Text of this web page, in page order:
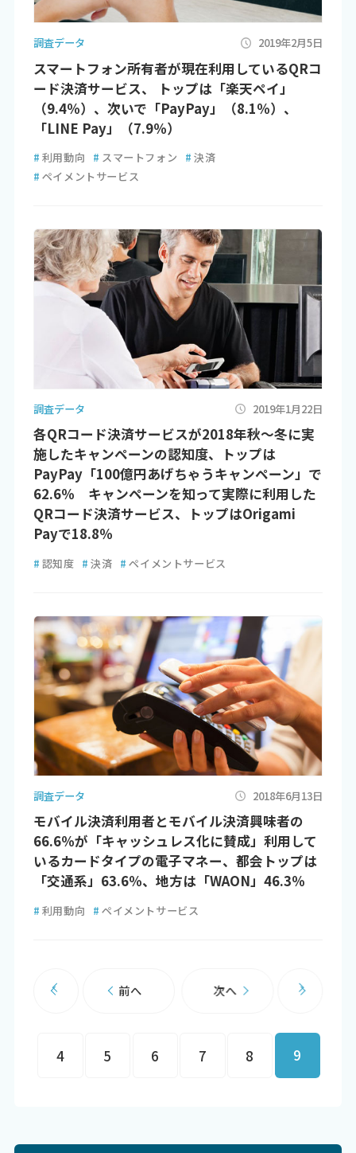
調査データ 2019年2月5日
スマートフォン所有者が現在利用しているQRコ
ード決済サービス、 トップは「楽天ペイ」
（9.4％）、次いで「PayPay」（8.1％）、
「LINE Pay」（7.9％）
# 利用動向 # スマートフォン # 決済
# ペイメントサービス
調査データ 2019年1月22日
各QRコード決済サービスが2018年秋～冬に実
施したキャンペーンの認知度、トップは
PayPay「100億円あげちゃうキャンペーン」で
62.6％ キャンペーンを知って実際に利用した
QRコード決済サービス、トップはOrigami
Payで18.8％
# 認知度 # 決済 # ペイメントサービス
調査データ 2018年6月13日
モバイル決済利用者とモバイル決済興味者の
66.6％が「キャッシュレス化に賛成」利用して
いるカードタイプの電子マネー、都会トップは
「交通系」63.6％、地方は「WAON」46.3％
# 利用動向 # ペイメントサービス
前へ
4 5 6 7 8 9
次へ